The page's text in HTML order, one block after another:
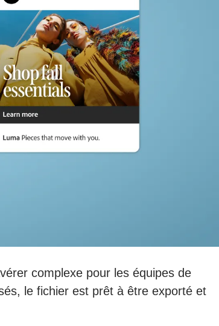
complexe pour les équipes de
le fichier est prêt à être exporté et